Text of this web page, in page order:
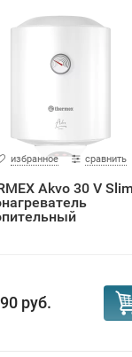
избранное сравнить
Akvo 30 V
руб.